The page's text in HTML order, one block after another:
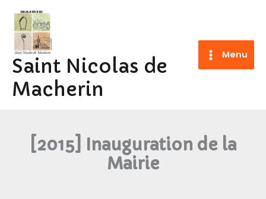
contenu
Saint Nicolas de
Macherin
Menu
[2015] Inauguration de la
Mairie